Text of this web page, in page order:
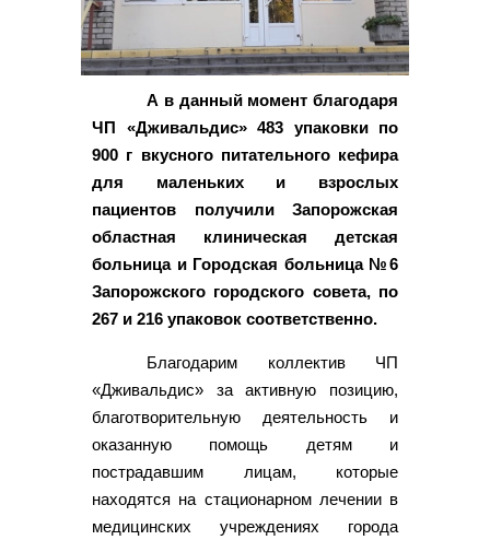
А в данный момент благодаря
ЧП «Дживальдис» 483 упаковки по
900 г вкусного питательного кефира
для маленьких и взрослых
пациентов получили Запорожская
областная клиническая детская
больница и Городская больница №6
Запорожского городского совета, по
267 и 216 упаковок соответственно.
Благодарим коллектив ЧП
«Дживальдис» за активную позицию,
благотворительную деятельность и
оказанную помощь детям и
пострадавшим лицам, которые
находятся на стационарном лечении в
медицинских учреждениях города